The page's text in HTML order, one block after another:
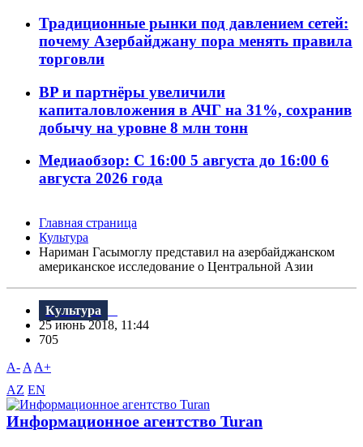
Традиционные рынки под давлением сетей:
почему Азербайджану пора менять правила
торговли
BP и партнёры увеличили
капиталовложения в АЧГ на 31%, сохранив
добычу на уровне 8 млн тонн
Медиаобзор: С 16:00 5 августа до 16:00 6
августа 2026 года
Главная страница
Культура
Нариман Гасымоглу представил на азербайджанском
американское исследование о Центральной Азии
Культура
25 июнь 2018, 11:44
705
A- A A+
AZ EN
Информационное агентство Turan